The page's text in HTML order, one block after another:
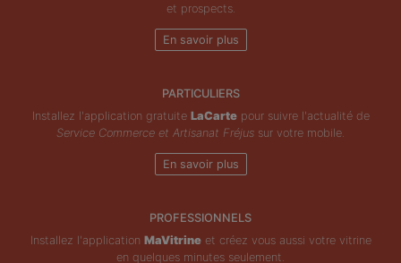
et prospects.
En savoir plus
PARTICULIERS
Installez l'application gratuite LaCartepour suivre l'actualité de
Service Commerce et Artisanat Fréjus sur votre mobile.
En savoir plus
PROFESSIONNELS
Installez l'application MaVitrineet créez vous aussi votre vitrine
en quelques minutes seulement.